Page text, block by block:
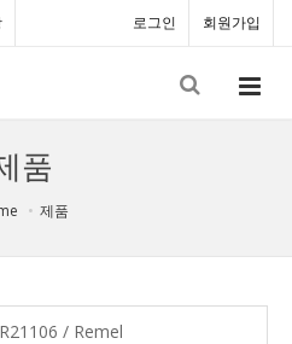
로그인 회원가입
품
제품
R21106 / Remel